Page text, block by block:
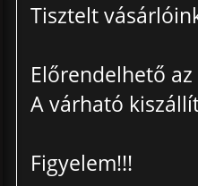
Tisztelt
Előrendelhető
A várható
Figyelem!!!